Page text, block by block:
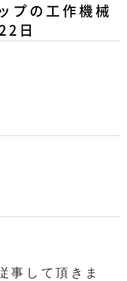
プの工作機械
日
事して頂きま